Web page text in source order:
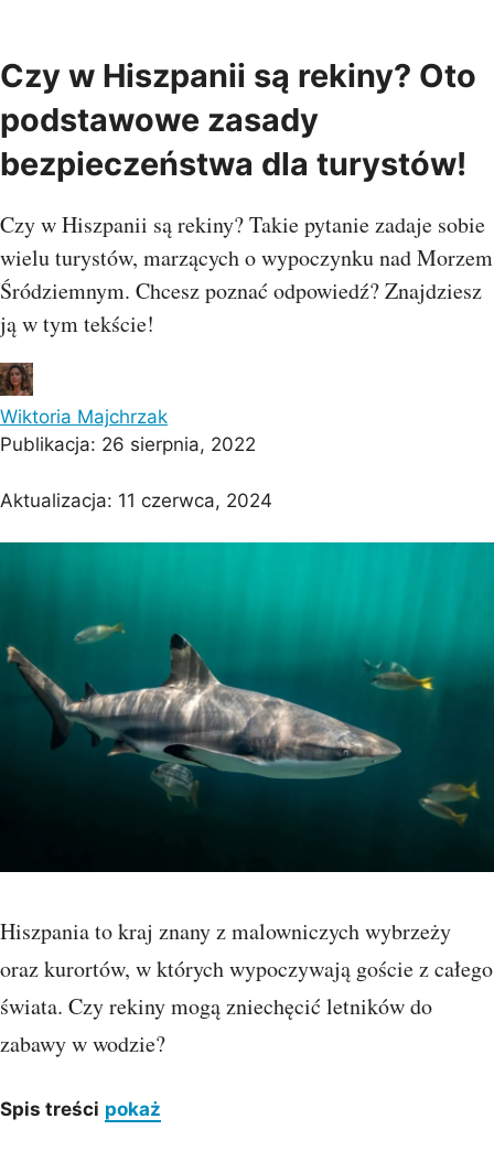
Czy w Hiszpanii są rekiny? Oto
podstawowe zasady
bezpieczeństwa dla turystów!
Czy w Hiszpanii są rekiny? Takie pytanie zadaje sobie
wielu turystów, marzących o wypoczynku nad Morzem
Śródziemnym. Chcesz poznać odpowiedź? Znajdziesz
ją w tym tekście!
Wiktoria Majchrzak
Publikacja: 26 sierpnia, 2022
Aktualizacja: 11 czerwca, 2024
Hiszpania to kraj znany z malowniczych wybrzeży
oraz kurortów, w których wypoczywają goście z całego
świata. Czy rekiny mogą zniechęcić letników do
zabawy w wodzie?
Spis treści pokaż